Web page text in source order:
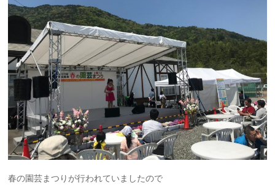
春の園芸まつりが行われていましたので